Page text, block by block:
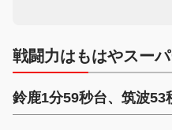
戦闘力はもはやスー
鈴鹿1分59秒台、筑波53